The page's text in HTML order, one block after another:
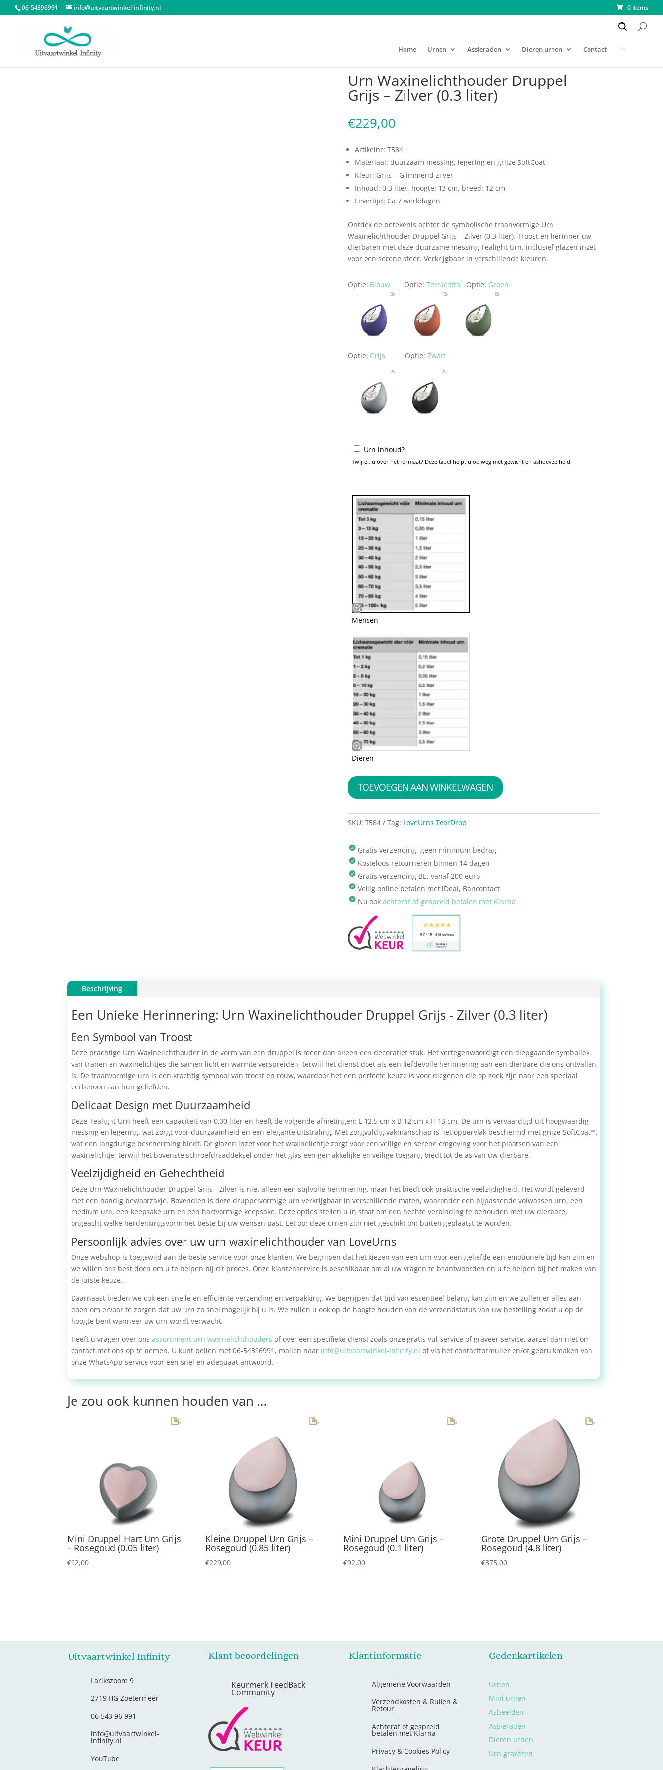
06-54396991 info@uitvaartwinkel-infinity.nl 0 items
Home Urnen Assieraden Dieren urnen Contact
Urn Waxinelichthouder Druppel
Grijs – Zilver (0.3 liter)
€229,00
Artikelnr: T584
Materiaal: duurzaam messing, legering en grijze SoftCoat
Kleur: Grijs – Glimmend zilver
Inhoud: 0.3 liter, hoogte: 13 cm, breed: 12 cm
Levertijd: Ca 7 werkdagen
Ontdek de betekenis achter de symbolische traanvormige Urn
Waxinelichthouder Druppel Grijs – Zilver (0.3 liter). Troost en herinner uw
dierbaren met deze duurzame messing Tealight Urn, inclusief glazen inzet
voor een serene sfeer. Verkrijgbaar in verschillende kleuren.
Optie: Blauw Optie:Terracotta Optie: Groen
Optie: Grijs Optie:Zwart
Urn inhoud?
Twijfelt u over het formaat? Deze tabel helpt u op weg met gewicht en ashoeveelheid.
Mensen
Dieren
TOEVOEGEN AAN WINKELWAGEN
SKU:T584 Tag: LoveUrns TearDrop
Gratis verzending, geen minimum bedrag
Kosteloos retourneren binnen 14 dagen
Gratis verzending BE, vanaf 200 euro
Veilig online betalen met iDeal, Bancontact
Nu ookachteraf of gespreid betalen met Klarna
Beschrijving
Een Unieke Herinnering: Urn Waxinelichthouder Druppel Grijs - Zilver (0.3 liter)
Een Symbool van Troost
Deze prachtige Urn Waxinelichthouder in de vorm van een druppel is meer dan alleen een decoratief stuk. Het vertegenwoordigt een diepgaande symboliek
van tranen en waxinelichtjes die samen licht en warmte verspreiden, terwijl het dienst doet als een liefdevolle herinnering aan een dierbare die ons ontvallen
is. De traanvormige urn is een krachtig symbool van troost en rouw, waardoor het een perfecte keuze is voor diegenen die op zoek zijn naar een speciaal
eerbetoon aan hun geliefden.
Delicaat Design met Duurzaamheid
Deze Tealight Urn heeft een capaciteit van 0.30 liter en heeft de volgende afmetingen: L 12,5 cm x B 12 cm x H 13 cm. De urn is vervaardigd uit hoogwaardig
messing en legering, wat zorgt voor duurzaamheid en een elegante uitstraling. Met zorgvuldig vakmanschap is het oppervlak beschermd met grijze SoftCoat™,
wat een langdurige bescherming biedt. De glazen inzet voor het waxinelichtje zorgt voor een veilige en serene omgeving voor het plaatsen van een
waxinelichtje, terwijl het bovenste schroefdraaddeksel onder het glas een gemakkelijke en veilige toegang biedt tot de as van uw dierbare.
Veelzijdigheid en Gehechtheid
Deze Urn Waxinelichthouder Druppel Grijs - Zilver is niet alleen een stijlvolle herinnering, maar het biedt ook praktische veelzijdigheid. Het wordt geleverd
met een handig bewaarzakje. Bovendien is deze druppelvormige urn verkrijgbaar in verschillende maten, waaronder een bijpassende volwassen urn, een
medium urn, een keepsake urn en een hartvormige keepsake. Deze opties stellen u in staat om een hechte verbinding te behouden met uw dierbare,
ongeacht welke herdenkingsvorm het beste bij uw wensen past. Let op: deze urnen zijn niet geschikt om buiten geplaatst te worden.
Persoonlijk advies over uw urn waxinelichthouder van LoveUrns
Onze webshop is toegewijd aan de beste service voor onze klanten. We begrijpen dat het kiezen van een urn voor een geliefde een emotionele tijd kan zijn en
we willen ons best doen om u te helpen bij dit proces. Onze klantenservice is beschikbaar om al uw vragen te beantwoorden en u te helpen bij het maken van
de juiste keuze.
Daarnaast bieden we ook een snelle en efficiënte verzending en verpakking. We begrijpen dat tijd van essentieel belang kan zijn en we zullen er alles aan
doen om ervoor te zorgen dat uw urn zo snel mogelijk bij u is. We zullen u ook op de hoogte houden van de verzendstatus van uw bestelling zodat u op de
hoogte bent wanneer uw urn wordt verwacht.
Heeft u vragen over ons assortiment urn waxinelichthouders of over een specifieke dienst zoals onze gratis vul-service of graveer service, aarzel dan niet om
contact met ons op te nemen. U kunt bellen met 06-54396991, mailen naar info@uitvaartwinkel-infinity.nl of via het contactformulier en/of gebruikmaken van
onze WhatsApp service voor een snel en adequaat antwoord.
Je zou ook kunnen houden van …
Mini Druppel Hart Urn Grijs
– Rosegoud (0.05 liter)
€92,00
Kleine Druppel Urn Grijs –
Rosegoud (0.85 liter)
€229,00
Mini Druppel Urn Grijs –
Rosegoud (0.1 liter)
€92,00
Grote Druppel Urn Grijs –
Rosegoud (4.8 liter)
€375,00
Uitvaartwinkel Infinity
Larikszoom 9
2719 HG Zoetermeer
06 543 96 991
info@uitvaartwinkel-
infinity.nl
YouTube
Klant beoordelingen
Keurmerk FeedBack
Community
Klantinformatie
Algemene Voorwaarden
Verzendkosten & Ruilen &
Retour
Achteraf of gespreid
betalen met Klarna
Privacy & Cookies Policy
Gedenkartikelen
Urnen
Mini urnen
Asbeelden
Assieraden
Dieren urnen
Urn graveren